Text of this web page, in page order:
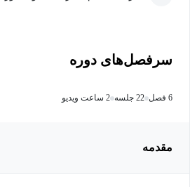
سرفصل‌های دوره
6 فصل 22 جلسه 2 ساعت ویدیو
مقدمه